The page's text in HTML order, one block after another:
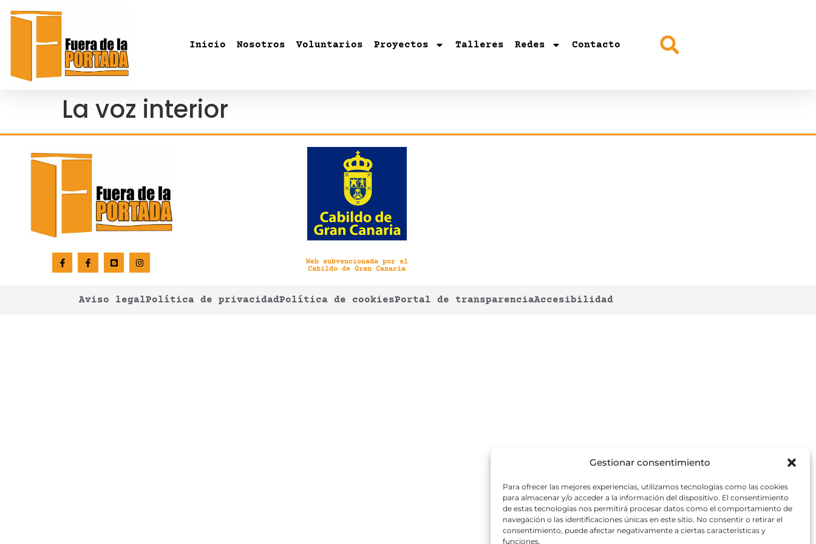
Gestionar consentimiento
Para ofrecer las mejores experiencias, utilizamos tecnologías como las cookies
para almacenar y/o acceder a la información del dispositivo. El consentimiento
de estas tecnologías nos permitirá procesar datos como el comportamiento de
navegación o las identificaciones únicas en este sitio. No consentir o retirar el
consentimiento, puede afectar negativamente a ciertas características y
funciones.
Inicio Nosotros Voluntarios Proyectos Talleres Redes Contacto
La voz interior
Web subvencionada por el
Cabildo de Gran Canaria
Aviso legalPolítica de privacidadPolítica de cookiesPortal de transparenciaAccesibilidad